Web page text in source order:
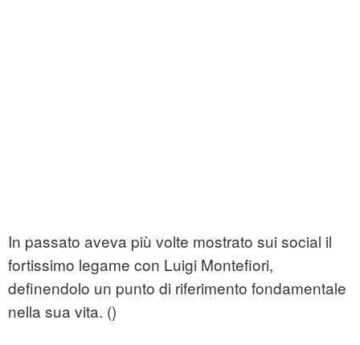
In passato aveva più volte mostrato sui social il
fortissimo legame con Luigi Montefiori,
definendolo un punto di riferimento fondamentale
nella sua vita. ()